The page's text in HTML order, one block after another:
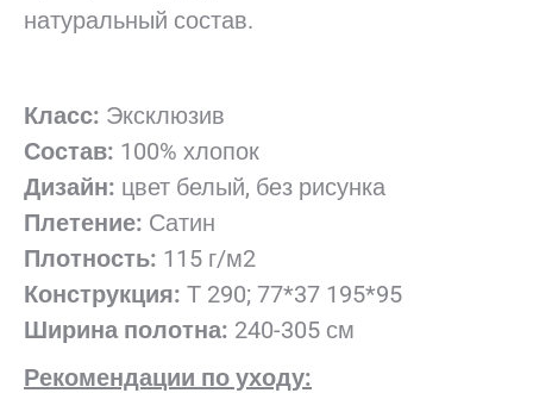
натуральный состав.
Класс: Эксклюзив
Состав: 100% хлопок
Дизайн: цвет белый, без рисунка
Плетение: Сатин
Плотность: 115 г/м2
Конструкция: Т 290; 77*37 195*95
Ширина полотна: 240-305 см
Рекомендации по уходу: